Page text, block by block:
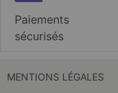
Paiements
sécurisés
MENTIONS LÉGALES